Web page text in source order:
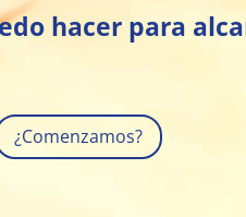
hacer para
¿Comenzamos?